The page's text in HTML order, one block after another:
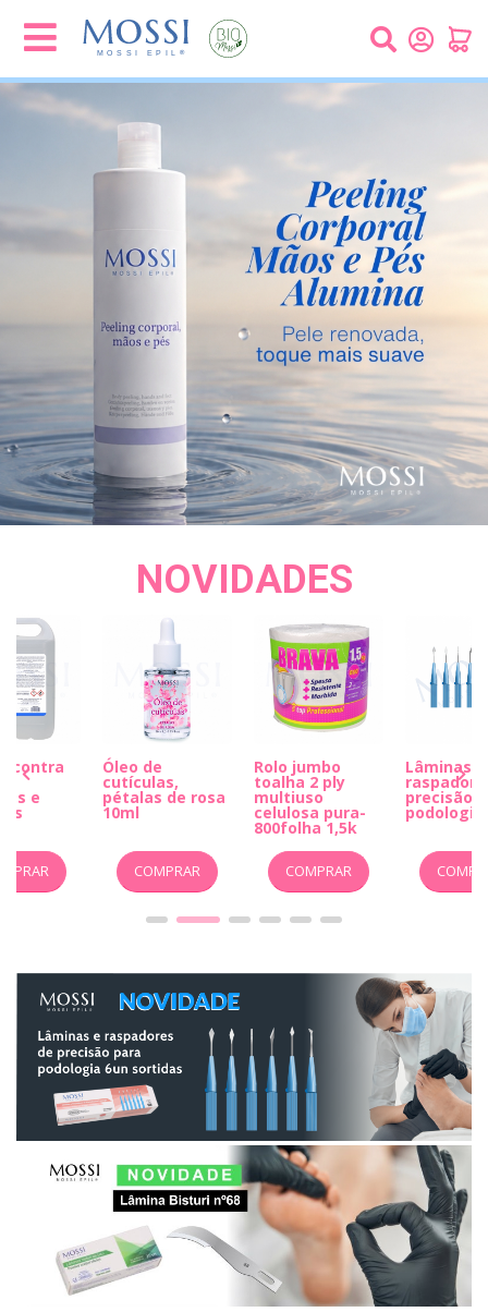
NOVIDADES
contra
e
Óleo de
cutículas,
pétalas de rosa
10ml
COMPRAR
Rolo jumbo
toalha 2 ply
multiuso
celulosa pura-
800folha 1,5k
COMPRAR
Lâminas e
precisão
podologia